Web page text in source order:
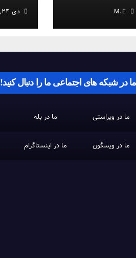
دی ۲۴, ۱۴۰۳
ما در شبکه های اجتماعی ما را دنبال کنید!
ما در ویراستی ما در بله
ما در ویسگون ما در اینستاگرام